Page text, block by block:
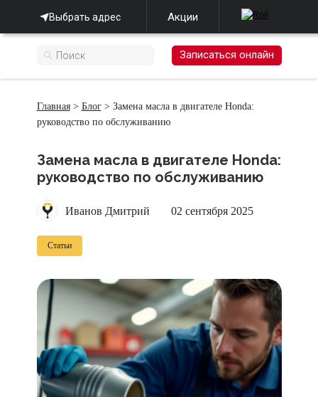
Выбрать адрес Акции
Записаться онлайн
Главная> Блог> Замена масла в двигателе Honda:
руководство по обслуживанию
Замена масла в двигателе Honda:
руководство по обслуживанию
Иванов Дмитрий 02 сентября 2025
Статьи